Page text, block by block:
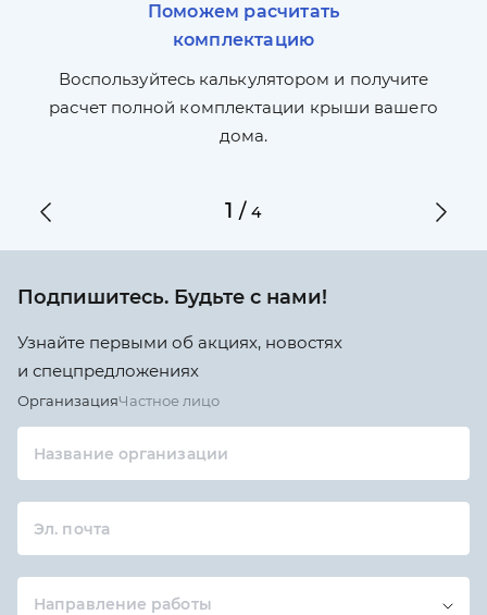
Поможем расчитать
комплектацию
Воспользуйтесь калькулятором и получите
расчет полной комплектации крыши вашего
дома.
1 /4
Подпишитесь. Будьте с нами!
Узнайте первыми об акциях, новостях
и спецпредложениях
ОрганизацияЧастное лицо
Название организации
Эл. почта
Направление работы